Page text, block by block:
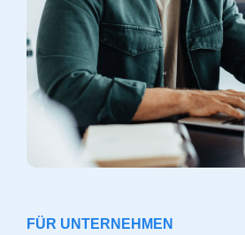
FÜR UNTERNEHMEN